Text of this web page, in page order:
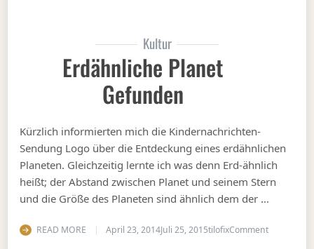
Kultur
Erdähnliche Planet
Gefunden
Kürzlich informierten mich die Kindernachrichten-
Sendung Logo über die Entdeckung eines erdähnlichen
Planeten. Gleichzeitig lernte ich was denn Erd-ähnlich
heißt; der Abstand zwischen Planet und seinem Stern
und die Größe des Planeten sind ähnlich dem der …
READ MORE April 23, 2014Juli 25, 2015tilofixCommenton